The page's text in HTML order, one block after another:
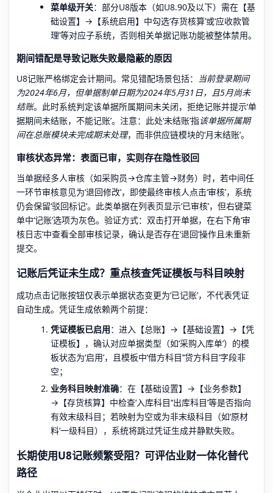
菜单级开关：部分U8版本（如U8.90及以下）需在【基
础设置】→【系统启用】中勾选‘存货核算’或‘应收款管
理’等对应子系统，否则相关单据记账功能被整体禁用。
期间错配是导致记账失败最隐蔽的原因
U8记账严格绑定会计期间。常见错配场景包括： 当前登录期间
为2024年6月，但单据制单日期为2024年5月31日，且5月尚未
结账。此时系统判定该单据所属期间未关闭，拒绝记账并提示‘单
据期间未结账，不能记账’。注意：此处‘未结账’指该单据所属期
间在总账模块未完成期末处理，而非供应链模块的‘月末结账’。
审核状态异常：表面已审，实则存在隐性驳回
当单据经多人审核（如采购员→仓库主管→财务）时，若中间任
一环节审核意见为‘退回修改’，即使最终审核人点击‘审核’，系统
仍会保留‘驳回标记’。此类单据在列表页显示‘已审核’，但右键菜
单中‘记账’选项为灰色。验证方式：双击打开单据，在右下角‘审
核日志’中查看全部审核记录，确认是否存在‘退回’操作且未重新
提交。
记账后凭证未生成？重点核查凭证模板与科目映射
成功点击记账按钮仅表示单据状态变更为‘已记账’，不代表凭证
自动生成。凭证生成依赖两个前提：
凭证模板已启用：进入【总账】→【基础设置】→【凭
证模板】，确认对应单据类型（如‘采购入库单’）的模
板状态为‘启用’，且模板中‘借方科目’‘贷方科目’字段非
空；
业务科目映射准确：在【基础设置】→【业务参数】
→【存货核算】中检查‘入库科目’‘出库科目’等是否指向
有效末级科目；若映射为空或为非末级科目（如‘原材
料’一级科目），系统将跳过凭证生成并静默失败。
长期使用U8记账频繁受阻？可评估业财一体化替代
路径